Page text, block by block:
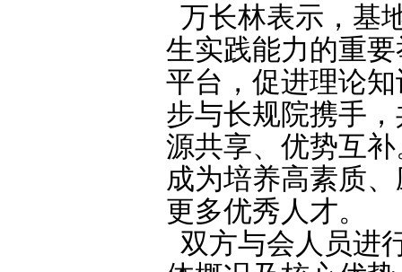
万长林表示，基
生实践能力的重
平台，促进理论
步与长规院携手
源共享、优势互
成为培养高素质
更多优秀人才。
双方与会人员进